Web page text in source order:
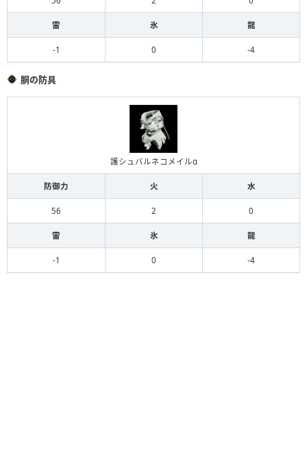
雷 氷 龍
-1 0 -4
胴の防具
護シュバルネコメイルα
防御力 火 水
56 2 0
雷 氷 龍
-1 0 -4